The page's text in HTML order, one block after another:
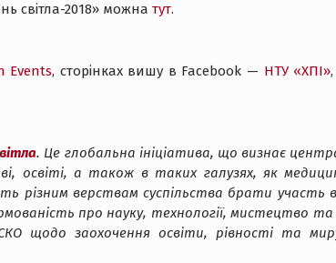
світла-2018» можна тут.
Events, сторінках вишу в Facebook — НТУ «ХПІ»,
. Це глобальна ініціатива, що визнає
освіті, а також в таких галузях, як
різним верствам суспільства брати участь
про науку, технології, мистецтво
щодо заохочення освіти, рівності та